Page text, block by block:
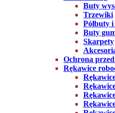
Buty
Trzewiki
Półbuty i
Buty
Skarpety
Ochrona
Rękawice